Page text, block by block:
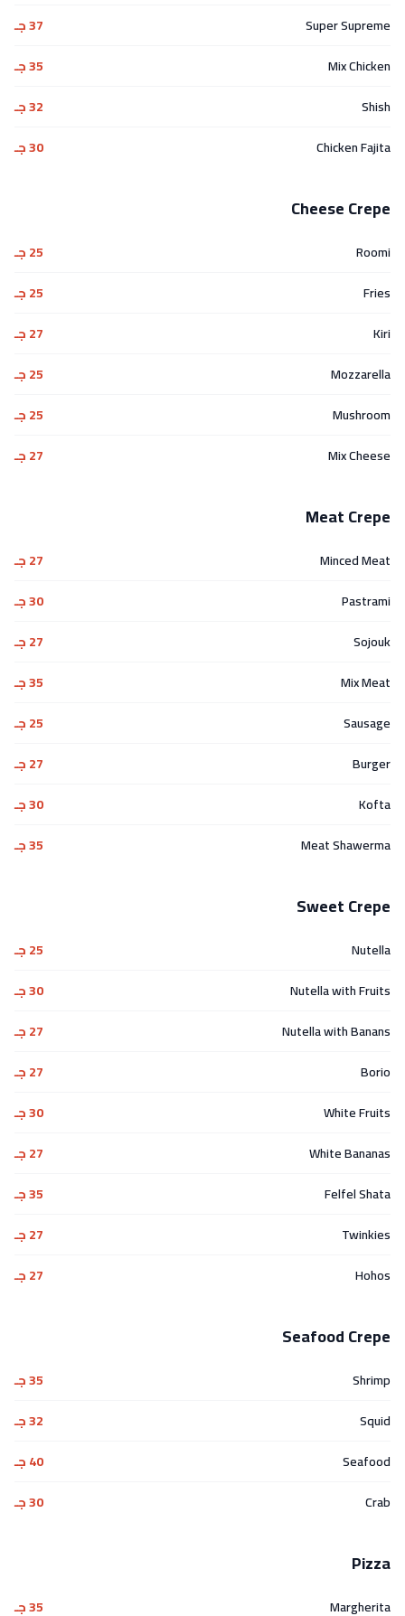
Super Supreme
37 جـ
Mix Chicken
35 جـ
Shish
32 جـ
Chicken Fajita
30 جـ
Cheese Crepe
Roomi
25 جـ
Fries
25 جـ
Kiri
27 جـ
Mozzarella
25 جـ
Mushroom
25 جـ
Mix Cheese
27 جـ
Meat Crepe
Minced Meat
27 جـ
Pastrami
30 جـ
Sojouk
27 جـ
Mix Meat
35 جـ
Sausage
25 جـ
Burger
27 جـ
Kofta
30 جـ
Meat Shawerma
35 جـ
Sweet Crepe
Nutella
25 جـ
Nutella with Fruits
30 جـ
Nutella with Banans
27 جـ
Borio
27 جـ
White Fruits
30 جـ
White Bananas
27 جـ
Felfel Shata
35 جـ
Twinkies
27 جـ
Hohos
27 جـ
Seafood Crepe
Shrimp
35 جـ
Squid
32 جـ
Seafood
40 جـ
Crab
30 جـ
Pizza
Margherita 35 جـ